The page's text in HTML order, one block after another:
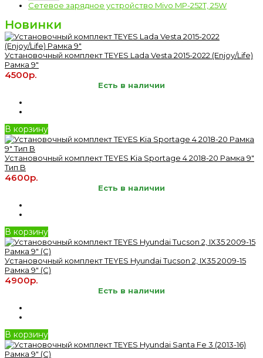
Сетевое зарядное устройство Mivo MP-252T, 25W
Новинки
Установочный комплект TEYES Lada Vesta 2015-2022 (Enjoy/Life)
Рамка 9"
4500р.
Есть в наличии
В корзину
Установочный комплект TEYES Kia Sportage 4 2018-20 Рамка 9"
Тип B
4600р.
Есть в наличии
В корзину
Установочный комплект TEYES Hyundai Tucson 2, IX35 2009-15
Рамка 9" (C)
4900р.
Есть в наличии
В корзину